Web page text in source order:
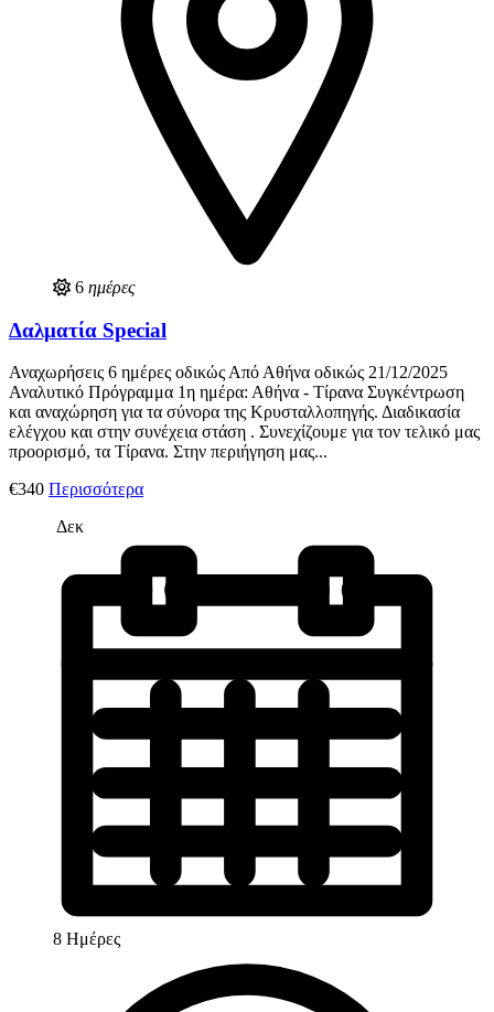
6 ημέρες
Δαλματία Special
Αναχωρήσεις 6 ημέρες οδικώς Από Αθήνα οδικώς 21/12/2025
Αναλυτικό Πρόγραμμα 1η ημέρα: Αθήνα - Τίρανα Συγκέντρωση
και αναχώρηση για τα σύνορα της Κρυσταλλοπηγής. Διαδικασία
ελέγχου και στην συνέχεια στάση . Συνεχίζουμε για τον τελικό μας
προορισμό, τα Τίρανα. Στην περιήγηση μας...
€340 Περισσότερα
Δεκ
8 Ημέρες